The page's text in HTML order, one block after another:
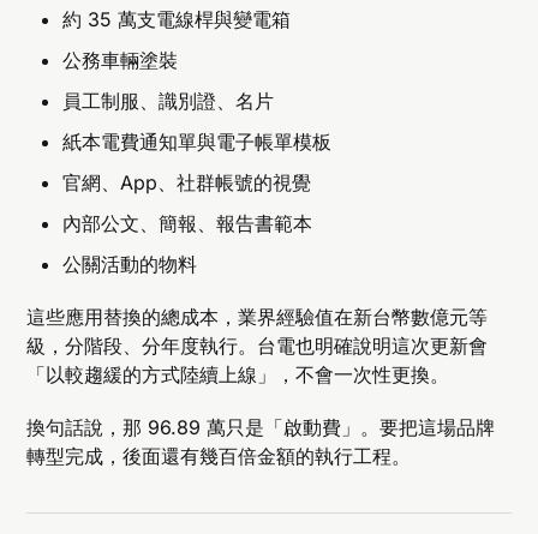
約 35 萬支電線桿與變電箱
公務車輛塗裝
員工制服、識別證、名片
紙本電費通知單與電子帳單模板
官網、App、社群帳號的視覺
內部公文、簡報、報告書範本
公關活動的物料
這些應用替換的總成本，業界經驗值在新台幣數億元等
級，分階段、分年度執行。台電也明確說明這次更新會
「以較趨緩的方式陸續上線」，不會一次性更換。
換句話說，那 96.89 萬只是「啟動費」。要把這場品牌
轉型完成，後面還有幾百倍金額的執行工程。